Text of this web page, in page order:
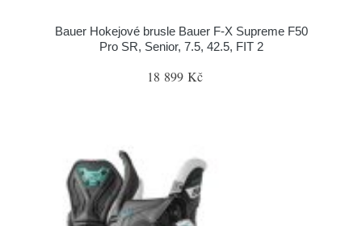
Bauer Hokejové brusle Bauer F-X Supreme F50
Pro SR, Senior, 7.5, 42.5, FIT 2
18 899 Kč